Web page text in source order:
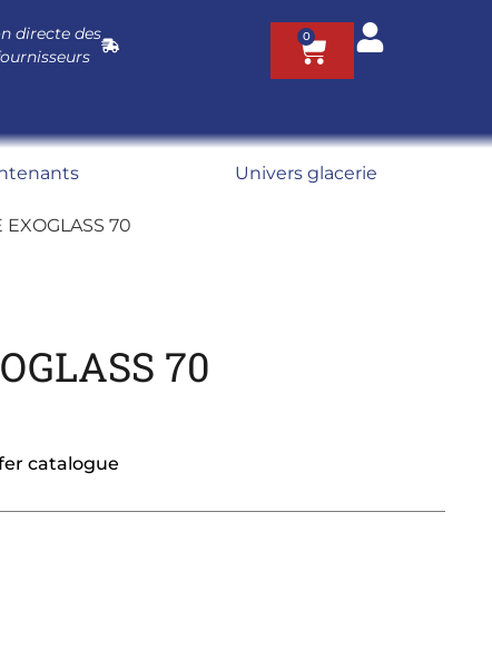
directe des
0
Univers glacerie
70
70
catalogue